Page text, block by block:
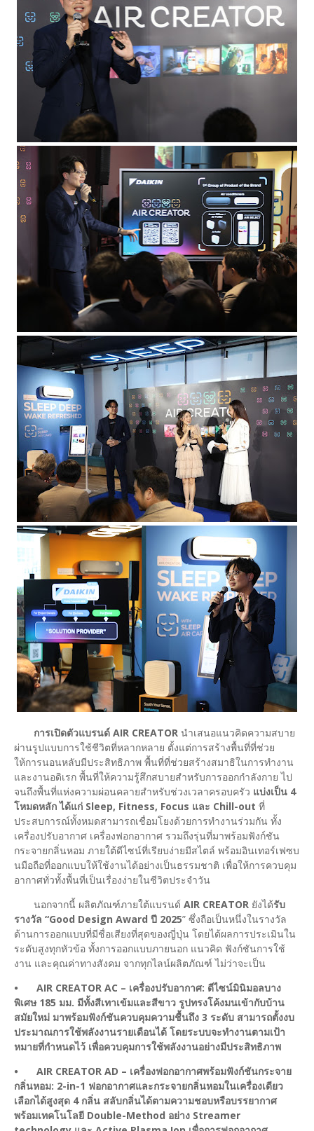
การเปิดตัวแบรนด์ AIR CREATOR นำเสนอแนวคิดความสบาย
ผ่านรูปแบบการใช้ชีวิตที่หลากหลาย ตั้งแต่การสร้างพื้นที่ที่ช่วย
ให้การนอนหลับมีประสิทธิภาพ พื้นที่ที่ช่วยสร้างสมาธิในการทำงาน
และงานอดิเรก พื้นที่ให้ความรู้สึกสบายสำหรับการออกกำลังกาย ไป
จนถึงพื้นที่แห่งความผ่อนคลายสำหรับช่วงเวลาครอบครัว แบ่งเป็น 4
โหมดหลัก ได้แก่ Sleep, Fitness, Focus และ Chill-out ที่
ประสบการณ์ทั้งหมดสามารถเชื่อมโยงด้วยการทำงานร่วมกัน ทั้ง
เครื่องปรับอากาศ เครื่องฟอกอากาศ รวมถึงรุ่นที่มาพร้อมฟังก์ชัน
กระจายกลิ่นหอม ภายใต้ดีไซน์ที่เรียบง่ายมีสไตล์ พร้อมอินเทอร์เฟซบ
นมือถือที่ออกแบบให้ใช้งานได้อย่างเป็นธรรมชาติ เพื่อให้การควบคุม
อากาศทั่วทั้งพื้นที่เป็นเรื่องง่ายในชีวิตประจำวัน
นอกจากนี้ ผลิตภัณฑ์ภายใต้แบรนด์ AIR CREATOR ยังได้รับ
รางวัล “Good Design Award ปี 2025” ซึ่งถือเป็นหนึ่งในรางวัล
ด้านการออกแบบที่มีชื่อเสียงที่สุดของญี่ปุ่น โดยได้ผลการประเมินใน
ระดับสูงทุกหัวข้อ ทั้งการออกแบบภายนอก แนวคิด ฟังก์ชันการใช้
งาน และคุณค่าทางสังคม จากทุกไลน์ผลิตภัณฑ์ ไม่ว่าจะเป็น
⦁
AIR CREATOR AC – เครื่องปรับอากาศ: ดีไซน์มินิมอลบาง
พิเศษ 185 มม. มีทั้งสีเทาเข้มและสีขาว รูปทรงโค้งมนเข้ากับบ้าน
สมัยใหม่ มาพร้อมฟังก์ชันควบคุมความชื้นถึง 3 ระดับ สามารถตั้งงบ
ประมาณการใช้พลังงานรายเดือนได้ โดยระบบจะทำงานตามเป้า
หมายที่กำหนดไว้ เพื่อควบคุมการใช้พลังงานอย่างมีประสิทธิภาพ
⦁
AIR CREATOR AD – เครื่องฟอกอากาศพร้อมฟังก์ชันกระจาย
กลิ่นหอม: 2-in-1 ฟอกอากาศและกระจายกลิ่นหอมในเครื่องเดียว
เลือกได้สูงสุด 4 กลิ่น สลับกลิ่นได้ตามความชอบหรือบรรยากาศ
พร้อมเทคโนโลยี Double-Method อย่าง Streamer